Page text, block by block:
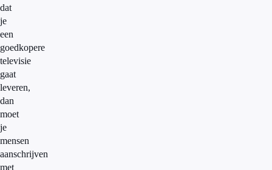
dat
je
een
goedkopere
televisie
gaat
leveren,
dan
moet
je
mensen
aanschrijven
met